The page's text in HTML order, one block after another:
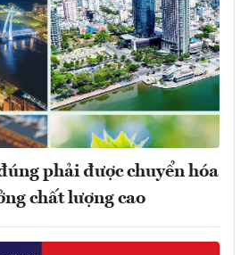
phải được chuyển hóa
chất lượng cao